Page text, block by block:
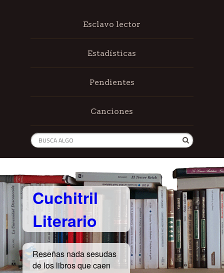
Esclavo lector
Estadísticas
Pendientes
Canciones
Cuchitril
Literario
Reseñas nada sesudas
de los libros que caen